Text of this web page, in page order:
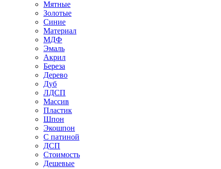
Мятные
Золотые
Синие
Материал
МДФ
Эмаль
Акрил
Береза
Дерево
Дуб
ЛДСП
Массив
Пластик
Шпон
Экошпон
С патиной
ДСП
Стоимость
Дешевые